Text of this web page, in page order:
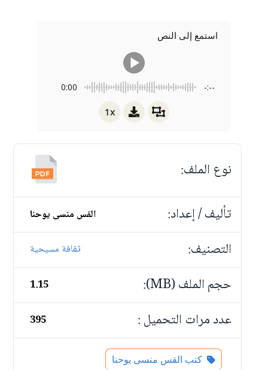
استمع إلى النص
0:00 -:--
1x
نوع الملف:
تأليف / إعداد:
القس منسى يوحنا
التصنيف: ثقافة مسيحية
حجم الملف (MB): 1.15
عدد مرات التحميل : 395
كتب القس منسى يوحنا